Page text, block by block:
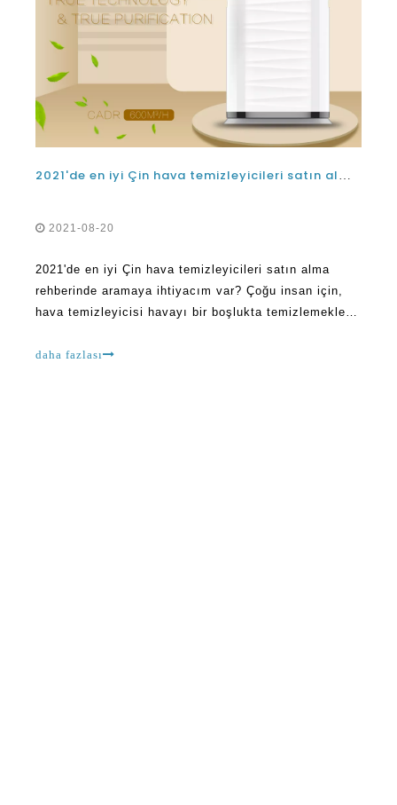
2021-08-20
2021'de en iyi Çin hava temizleyicileri satın alma
rehberinde aramaya ihtiyacım var? Çoğu insan için,
hava temizleyicisi havayı bir boşlukta temizlemekle
rağmen, hava temizleme cihazlarının, bu kadar primer
daha fazlası